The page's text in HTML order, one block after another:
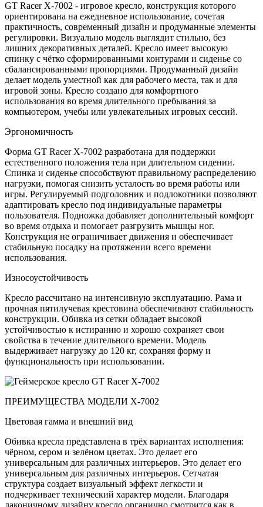
GT Racer X-7002 - игровое кресло, конструкция которого
ориентирована на ежедневное использование, сочетая
практичность, современный дизайн и продуманные элементы
регулировки. Визуально модель выглядит стильно, без
лишних декоративных деталей. Кресло имеет высокую
спинку с чётко сформированными контурами и сиденье со
сбалансированными пропорциями. Продуманный дизайн
делает модель уместной как для рабочего места, так и для
игровой зоны. Кресло создано для комфортного
использования во время длительного пребывания за
компьютером, учебы или увлекательных игровых сессий.
Эргономичность
Форма GT Racer X-7002 разработана для поддержки
естественного положения тела при длительном сидении.
Спинка и сиденье способствуют правильному распределению
нагрузки, помогая снизить усталость во время работы или
игры. Регулируемый подголовник и подлокотники позволяют
адаптировать кресло под индивидуальные параметры
пользователя. Подножка добавляет дополнительный комфорт
во время отдыха и помогает разгрузить мышцы ног.
Конструкция не ограничивает движения и обеспечивает
стабильную посадку на протяжении всего времени
использования.
Износоустойчивость
Кресло рассчитано на интенсивную эксплуатацию. Рама и
прочная пятилучевая крестовина обеспечивают стабильность
конструкции. Обивка из сетки обладает высокой
устойчивостью к истиранию и хорошо сохраняет свои
свойства в течение длительного времени. Модель
выдерживает нагрузку до 120 кг, сохраняя форму и
функциональность при использовании.
ПРЕИМУЩЕСТВА МОДЕЛИ X-7002
Цветовая гамма и внешний вид
Обивка кресла представлена в трёх вариантах исполнения:
чёрном, сером и зелёном цветах. Это делает его
универсальным для различных интерьеров. Это делает его
универсальным для различных интерьеров. Сетчатая
структура создает визуальный эффект легкости и
подчеркивает технический характер модели. Благодаря